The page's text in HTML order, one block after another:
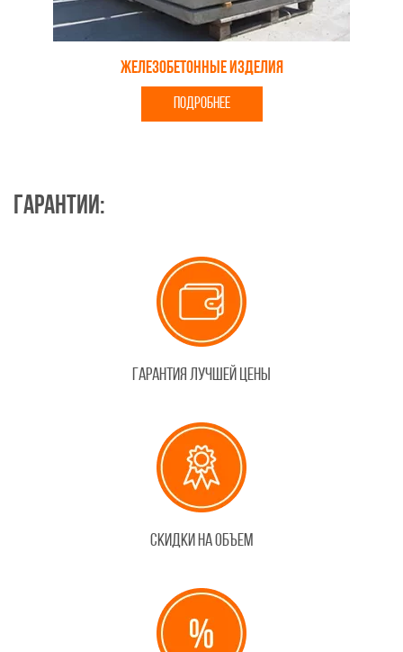
Железобетонные изделия
ПОДРОБНЕЕ
Гарантии:
Гарантия лучшей цены
Скидки на объем